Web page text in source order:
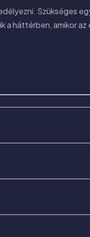
Szükséges
a háttérben, amikor